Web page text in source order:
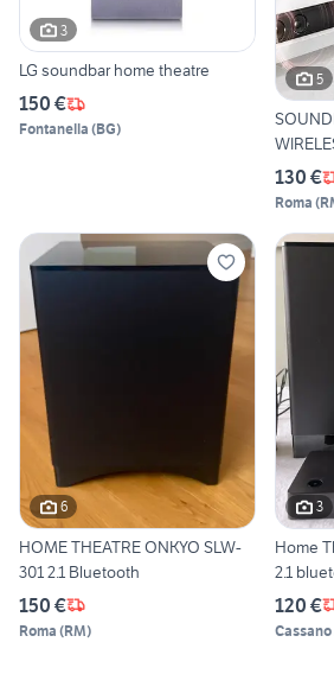
3
LG soundbar home theatre
150 €
Fontanella (BG)
5
130 €
Roma (
6
HOME THEATRE ONKYO SLW-
301 2.1 Bluetooth
150 €
Roma (RM)
3
Home
2.1
120 €